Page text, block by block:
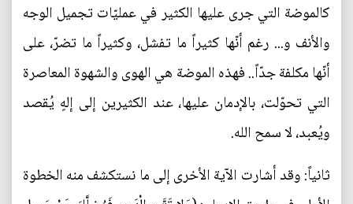
كالموضة التي جرى عليها الكثير في عمليّات تجميل الوجه
والأنف و... رغم أنّها كثيراً ما تفشل، وكثيراً ما تضرّ، على
أنّها مكلفة جدّاً.. فهذه الموضة هي الهوى والشهوة المعاصرة
التي تحوّلت، بالإدمان عليها، عند الكثيرين إلى إلهٍ يُقصد
ويُعبد، لا سمح الله.
ثانياً: وقد أشارت الآية الأخرى إلى ما نستكشف منه الخطوة